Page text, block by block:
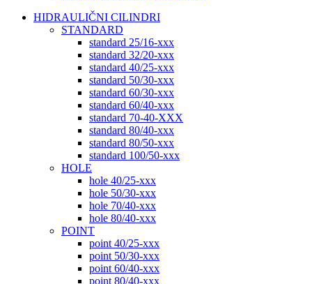
HIDRAULIČNI CILINDRI
STANDARD
standard 25/16-xxx
standard 32/20-xxx
standard 40/25-xxx
standard 50/30-xxx
standard 60/30-xxx
standard 60/40-xxx
standard 70-40-XXX
standard 80/40-xxx
standard 80/50-xxx
standard 100/50-xxx
HOLE
hole 40/25-xxx
hole 50/30-xxx
hole 70/40-xxx
hole 80/40-xxx
POINT
point 40/25-xxx
point 50/30-xxx
point 60/40-xxx
point 80/40-xxx